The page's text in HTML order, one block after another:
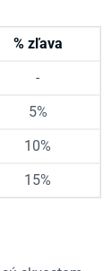
% zľava
-
5%
10%
15%